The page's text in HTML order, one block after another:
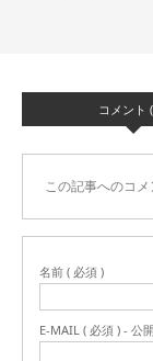
コメント
この記事へのコメ
名前 ( 必須 )
E-MAIL ( 必須 ) - 公